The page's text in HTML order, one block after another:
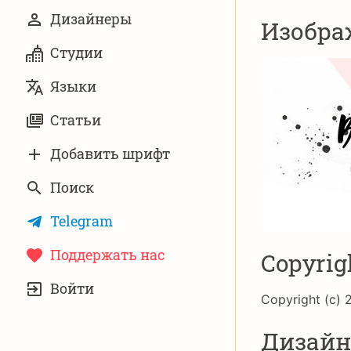
Дизайнеры
Студии
Языки
Статьи
Добавить шрифт
Поиск
Telegram
Поддержать нас
ЗАПИСЬ
Войти
Copyright (c)